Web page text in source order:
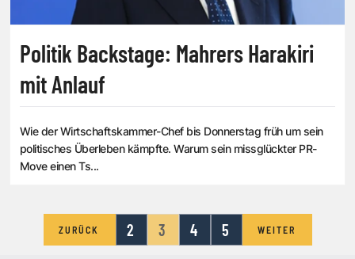
Politik Backstage: Mahrers Harakiri
mit Anlauf
Wie der Wirtschaftskammer-Chef bis Donnerstag früh um sein
politisches Überleben kämpfte. Warum sein missglückter PR-
Move einen Ts...
ZURÜCK 2 3 4 5 WEITER